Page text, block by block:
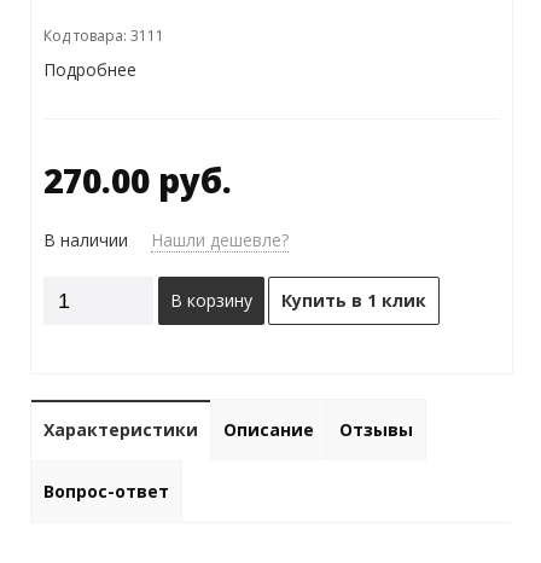
Код товара: 3111
Подробнее
270.00 руб.
В наличии Нашли дешевле?
В корзину Купить в 1 клик
Характеристики Описание Отзывы
Вопрос-ответ